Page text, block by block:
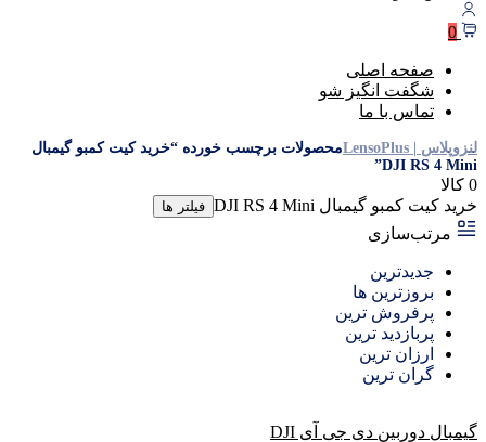
0
صفحه اصلی
شگفت انگیز شو
تماس با ما
لنزوپلاس | LensoPlus
محصولات برچسب خورده “خرید کیت کمبو گیمبال
DJI RS 4 Mini”
0 کالا
خرید کیت کمبو گیمبال DJI RS 4 Mini
فیلتر ها
مرتب‌سازی
جدیدترین
بروزترین ها
پرفروش ترین
پربازدید ترین
ارزان ترین
گران ترین
گيمبال دوربين دی جی آی DJI